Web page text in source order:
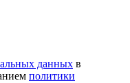
данных в
политики